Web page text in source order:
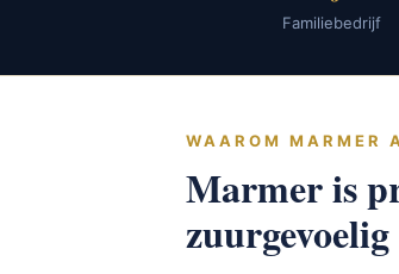
Familiebedrijf
WAAROM MARMER
Marmer is
zuurgevoelig